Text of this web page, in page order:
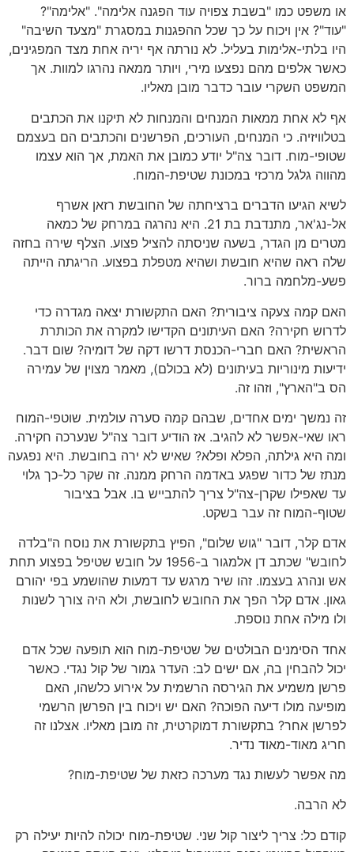
או משפט כמו "בשבת צפויה עוד הפגנה אלימה". "אלימה"?
"עוד"? אין ויכוח על כך שכל ההפגנות במסגרת "מצעד השיבה"
היו בלתי-אלימות בעליל. לא נורתה אף יריה אחת מצד המפגינים,
כאשר אלפים מהם נפצעו מירי, ויותר ממאה נהרגו למוות. אך
המשפט השקרי עובר כדבר מובן מאליו.
אף לא אחת ממאות המנחים והמנחות לא תיקנו את הכתבים
בטלוויזיה. כי המנחים, העורכים, הפרשנים והכתבים הם בעצמם
שטופי-מוח. דובר צה"ל יודע כמובן את האמת, אך הוא עצמו
מהווה גלגל מרכזי במכונת שטיפת-המוח.
לשיא הגיעו הדברים ברציחתה של החובשת רזאן אשרף
אל-נג'אר, מתנדבת בת 21. היא נהרגה במרחק של כמאה
מטרים מן הגדר, בשעה שניסתה להציל פצוע. הצלף שירה בחזה
שלה ראה שהיא חובשת ושהיא מטפלת בפצוע. הריגתה הייתה
פשע-מלחמה ברור.
האם קמה צעקה ציבורית? האם התקשורת יצאה מגדרה כדי
לדרוש חקירה? האם העיתונים הקדישו למקרה את הכותרת
הראשית? האם חברי-הכנסת דרשו דקה של דומיה? שום דבר.
ידיעות מינוריות בעיתונים (לא בכולם), מאמר מצוין של עמירה
הס ב"הארץ", וזהו זה.
זה נמשך ימים אחדים, שבהם קמה סערה עולמית. שוטפי-המוח
ראו שאי-אפשר לא להגיב. אז הודיע דובר צה"ל שנערכה חקירה.
ומה היא גילתה, הפלא ופלא? שאיש לא ירה בחובשת. היא נפגעה
מנתז של כדור שפגע באדמה הרחק ממנה. זה שקר כל-כך גלוי
עד שאפילו שקרן-צה"ל צריך להתבייש בו. אבל בציבור
שטוף-המוח זה עבר בשקט.
אדם קלר, דובר "גוש שלום", הפיץ בתקשורת את נוסח ה"בלדה
לחובש" שכתב דן אלמגור ב-1956 על חובש שטיפל בפצוע תחת
אש ונהרג בעצמו. זהו שיר מרגש עד דמעות שהושמע בפי יהורם
גאון. אדם קלר הפך את החובש לחובשת, ולא היה צורך לשנות
ולו מילה אחת נוספת.
אחד הסימנים הבולטים של שטיפת-מוח הוא תופעה שכל אדם
יכול להבחין בה, אם ישים לב: העדר גמור של קול נגדי. כאשר
פרשן משמיע את הגירסה הרשמית על אירוע כלשהו, האם
מופיעה מולו דיעה הפוכה? האם יש ויכוח בין הפרשן הרשמי
לפרשן אחר? בתקשורת דמוקרטית, זה מובן מאליו. אצלנו זה
חריג מאוד-מאוד נדיר.
מה אפשר לעשות נגד מערכה כזאת של שטיפת-מוח?
לא הרבה.
קודם כל: צריך ליצור קול שני. שטיפת-מוח יכולה להיות יעילה רק